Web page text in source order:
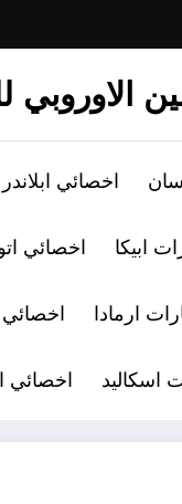
الاوروبي
اخصائي ابلاندر الكويت / 99527787
اخصائي اتوس الكويت /
اخصائي ازيرا
اخصائي اسكيب